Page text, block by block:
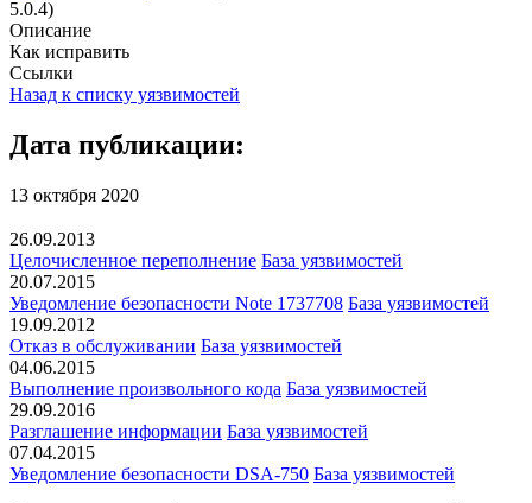
5.0.4)
Описание
Как исправить
Ссылки
Назад к списку уязвимостей
Дата публикации:
13 октября 2020
26.09.2013
Целочисленное переполнение База уязвимостей
20.07.2015
Уведомление безопасности Note 1737708 База уязвимостей
19.09.2012
Отказ в обслуживании База уязвимостей
04.06.2015
Выполнение произвольного кода База уязвимостей
29.09.2016
Разглашение информации База уязвимостей
07.04.2015
Уведомление безопасности DSA-750 База уязвимостей